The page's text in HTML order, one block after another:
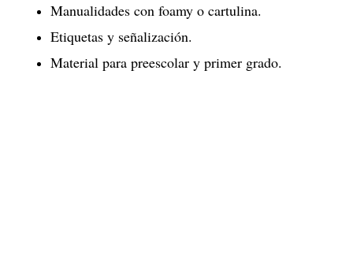
Manualidades con foamy o cartulina.
Etiquetas y señalización.
Material para preescolar y primer grado.